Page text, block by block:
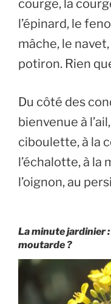
courge, la
l’épinard, le
mâche, le
potiron. Rien
Du côté des
bienvenue à
ciboulette, à la
l’échalotte, à la
l’oignon, au
La minute jardinier
moutarde ?